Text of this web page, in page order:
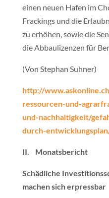
einen neuen Hafen im
Frackings und die
zu erhöhen, sowie die
die Abbaulizenzen für
(Von Stephan Suhner)
http://
ressourcen-und-
und-nachhaltigkeit/
durch-
II. Monatsbericht
Schädliche
machen sich erpressbar